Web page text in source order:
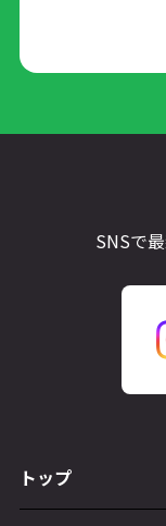
SNSで
トップ